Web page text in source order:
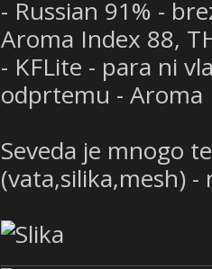
- Russian 91% -
Aroma Index 88,
- KFLite - para ni
odprtemu - Aroma
Seveda je mnogo
(vata,silika,mesh)